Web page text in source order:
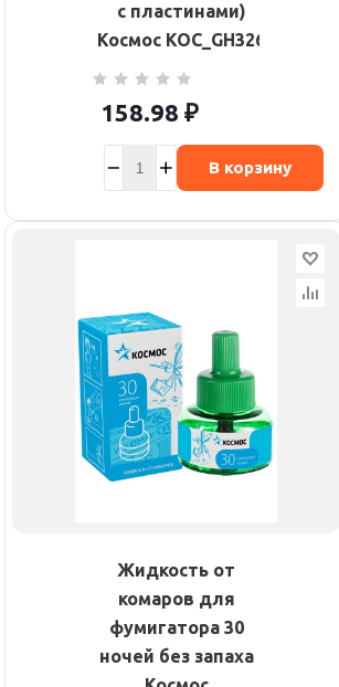
с пластинами)
Космос KOC_GH326
158.98 ₽
В корзину
Жидкость от
комаров для
фумигатора 30
ночей без запаха